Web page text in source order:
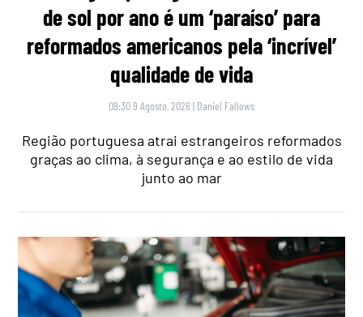
de sol por ano é um ‘paraíso’ para
reformados americanos pela ‘incrível’
qualidade de vida
09:30 9 Agosto, 2026 | Daniel Fallows
Região portuguesa atrai estrangeiros reformados
graças ao clima, à segurança e ao estilo de vida
junto ao mar